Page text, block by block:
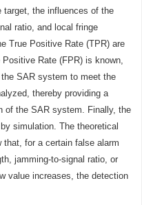
target, the influences of the
ratio, and local fringe
True Positive Rate (TPR) are
Rate (FPR) is known,
SAR system to meet the
thereby providing a
of the SAR system. Finally, the
simulation. The theoretical
for a certain false alarm
jamming-to-signal ratio, or
value increases, the detection